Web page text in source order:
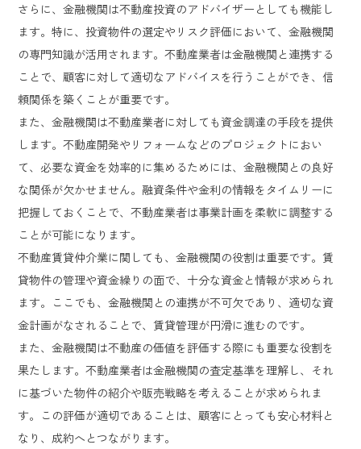
さらに、金融機関は不動産投資のアドバイザーとしても機能し
ます。特に、投資物件の選定やリスク評価において、金融機関
の専門知識が活用されます。不動産業者は金融機関と連携する
ことで、顧客に対して適切なアドバイスを行うことができ、信
頼関係を築くことが重要です。
また、金融機関は不動産業者に対しても資金調達の手段を提供
します。不動産開発やリフォームなどのプロジェクトにおい
て、必要な資金を効率的に集めるためには、金融機関との良好
な関係が欠かせません。融資条件や金利の情報をタイムリーに
把握しておくことで、不動産業者は事業計画を柔軟に調整する
ことが可能になります。
不動産賃貸仲介業に関しても、金融機関の役割は重要です。賃
貸物件の管理や資金繰りの面で、十分な資金と情報が求められ
ます。ここでも、金融機関との連携が不可欠であり、適切な資
金計画がなされることで、賃貸管理が円滑に進むのです。
また、金融機関は不動産の価値を評価する際にも重要な役割を
果たします。不動産業者は金融機関の査定基準を理解し、それ
に基づいた物件の紹介や販売戦略を考えることが求められま
す。この評価が適切であることは、顧客にとっても安心材料と
なり、成約へとつながります。